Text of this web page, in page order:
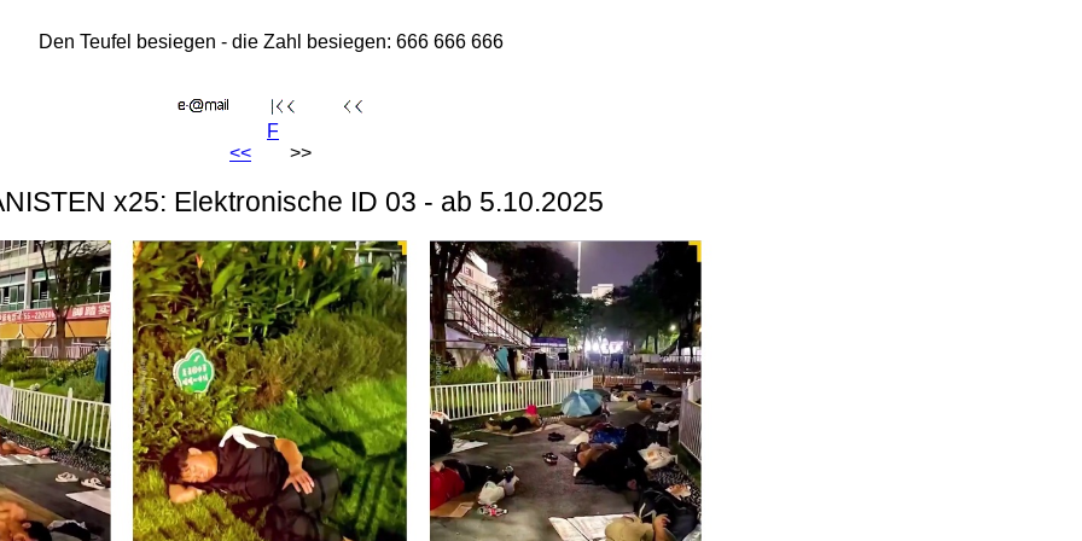
Den Teufel besiegen - die Zahl besiegen: 666 666 666
F
<< >>
x25: Elektronische ID 03 - ab 5.10.2025